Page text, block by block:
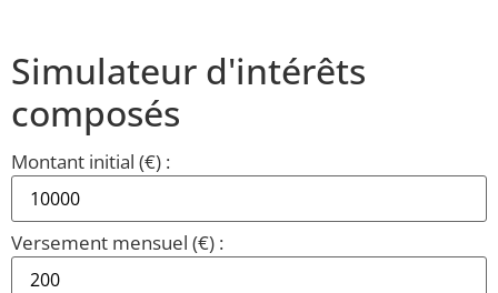
Simulateur d'intérêts
composés
Montant initial (€) :
Versement mensuel (€) :